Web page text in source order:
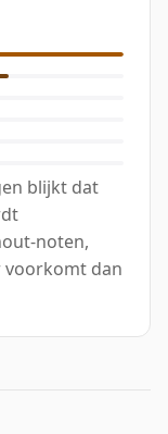
blijkt dat
noten,
voorkomt dan